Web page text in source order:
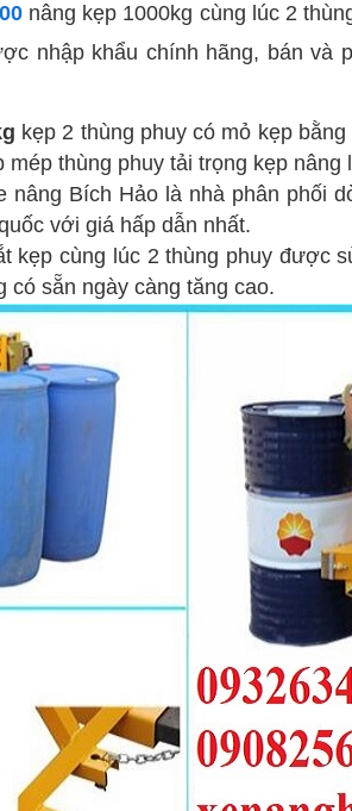
nâng kẹp 1000kg cùng lúc 2
nhập khẩu chính hãng, bán
kẹp 2 thùng phuy có mỏ kẹp
mép thùng phuy tải trọng kẹp nâng
nâng Bích Hảo là nhà phân phối
với giá hấp dẫn nhất.
kẹp cùng lúc 2 thùng phuy được
có sẵn ngày càng tăng cao.